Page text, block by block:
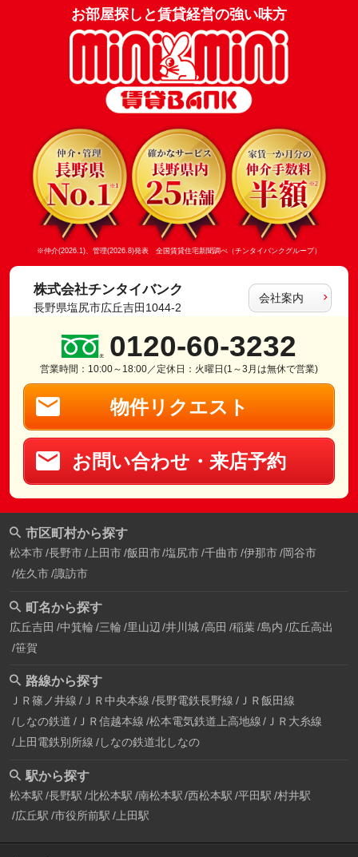
お部屋探しと賃貸経営の強い味方
※仲介(2026.1)、管理(2026.8)発表 全国賃貸住宅新聞調べ（チンタイバンクグループ）
株式会社チンタイバンク
長野県塩尻市広丘吉田1044-2
会社案内
0120-60-3232
営業時間：10:00～18:00／定休日：火曜日(1～3月は無休で営業)
物件リクエスト
お問い合わせ・来店予約
市区町村から探す
松本市 長野市 上田市 飯田市 塩尻市 千曲市 伊那市 岡谷市
佐久市 諏訪市
町名から探す
広丘吉田 中箕輪 三輪 里山辺 井川城 高田 稲葉 島内 広丘高出
笹賀
路線から探す
ＪＲ篠ノ井線 ＪＲ中央本線 長野電鉄長野線 ＪＲ飯田線
しなの鉄道 ＪＲ信越本線 松本電気鉄道上高地線
ＪＲ大糸線
上田電鉄別所線 しなの鉄道北しなの
駅から探す
松本駅 長野駅 北松本駅 南松本駅 西松本駅 平田駅 村井駅
広丘駅 市役所前駅 上田駅